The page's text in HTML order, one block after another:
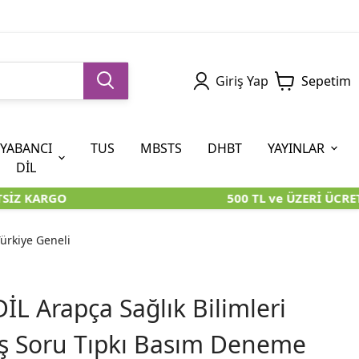
Giriş Yap Sepetim
KİTAPLARI
AYT
KİTAPLARI
ÖABT
5. SINIF (İOKBS)
YABANCI
DİL
TUS MBSTS DHBT YAYINLAR
KARGO 500 TL ve ÜZERİ
Geneli
Arapça Sağlık Bilimleri
Soru Tıpkı Basım Deneme